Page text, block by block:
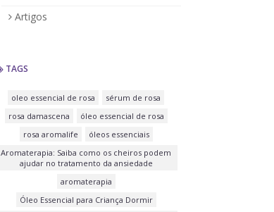
Artigos
TAGS
oleo essencial de rosa
sérum de rosa
rosa damascena
óleo essencial de rosa
rosa aromalife
óleos essenciais
Aromaterapia: Saiba como os cheiros podem
ajudar no tratamento da ansiedade
aromaterapia
Óleo Essencial para Criança Dormir